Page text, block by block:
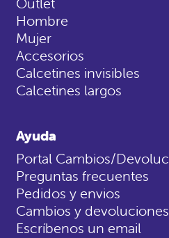
Hombre
Mujer
Accesorios
Calcetines invisibles
Calcetines largos
Ayuda
Portal Cambios/
Preguntas frecuentes
Pedidos y envios
Cambios y devoluciones
Escríbenos un email